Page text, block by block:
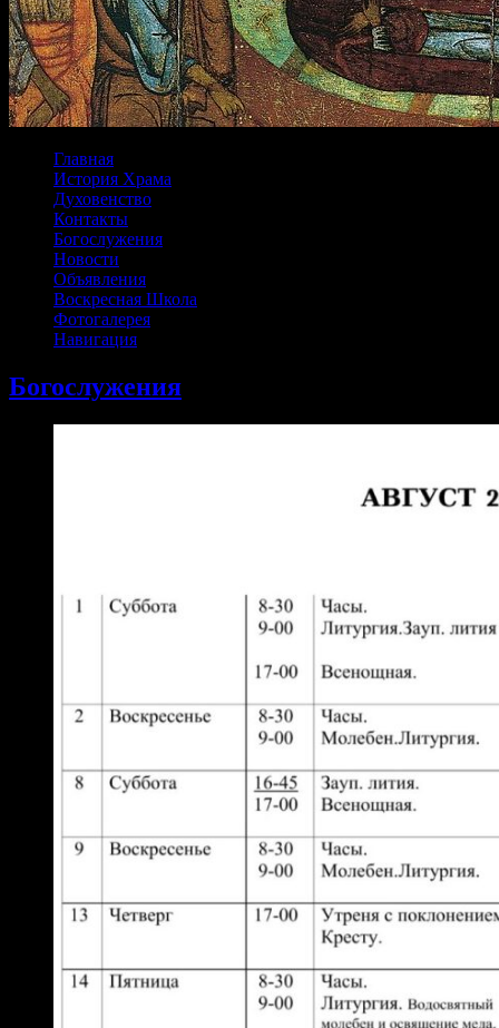
Главная
История Храма
Духовенство
Контакты
Богослужения
Новости
Объявления
Воскресная Школа
Фотогалерея
Навигация
Богослужения